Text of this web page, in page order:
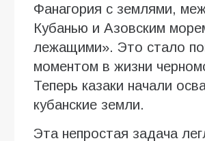
Фанагория с землями,
Кубанью и Азовским
лежащими». Это стало
моментом в жизни
Теперь казаки начали
кубанские земли.
Эта непростая задача